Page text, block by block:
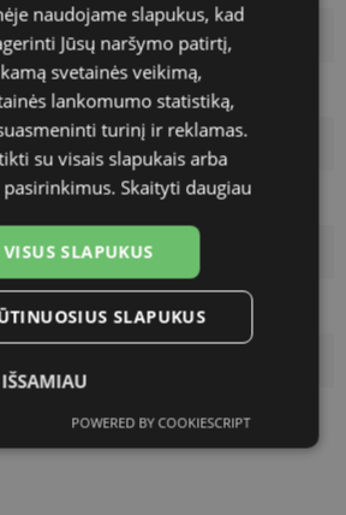
LIU JO
54-16
M
blk/hav
Ladies
16
naudojame slapukus, kad
Jūsų naršymo patirtį,
svetainės veikimą,
lankomumo statistiką,
turinį ir reklamas.
su visais slapukais arba
Skaityti daugiau
SLAPUKUS
SLAPUKUS
Statistikos
slapukai
Rinkodaros
slapukai
POWERED BY COOKIESCRIPT